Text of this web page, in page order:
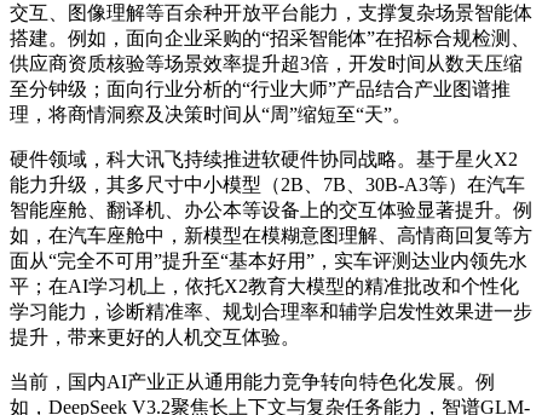
交互、图像理解等百余种开放平台能力，支撑复杂场景智能体
搭建。例如，面向企业采购的“招采智能体”在招标合规检测、
供应商资质核验等场景效率提升超3倍，开发时间从数天压缩
至分钟级；面向行业分析的“行业大师”产品结合产业图谱推
理，将商情洞察及决策时间从“周”缩短至“天”。
硬件领域，科大讯飞持续推进软硬件协同战略。基于星火X2
能力升级，其多尺寸中小模型（2B、7B、30B-A3等）在汽车
智能座舱、翻译机、办公本等设备上的交互体验显著提升。例
如，在汽车座舱中，新模型在模糊意图理解、高情商回复等方
面从“完全不可用”提升至“基本好用”，实车评测达业内领先水
平；在AI学习机上，依托X2教育大模型的精准批改和个性化
学习能力，诊断精准率、规划合理率和辅学启发性效果进一步
提升，带来更好的人机交互体验。
当前，国内AI产业正从通用能力竞争转向特色化发展。例
如，DeepSeek V3.2聚焦长上下文与复杂任务能力，智谱GLM-